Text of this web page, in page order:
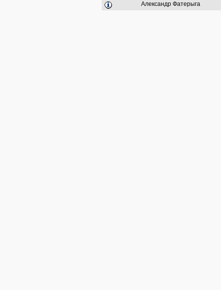
Александр Фатерыга